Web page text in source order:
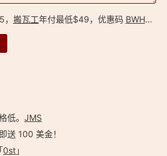
搬瓦工年付最低$49，优惠码 BWH34QMFYT2R
低。️ JMS
送 100 美金！
0st」